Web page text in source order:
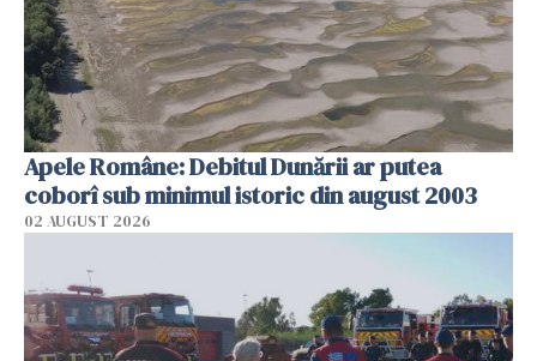
Apele Române: Debitul Dunării ar putea
coborî sub minimul istoric din august 2003
02 AUGUST 2026